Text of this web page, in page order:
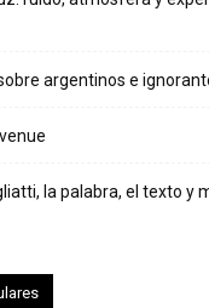
argentinos e
la palabra, el texto y